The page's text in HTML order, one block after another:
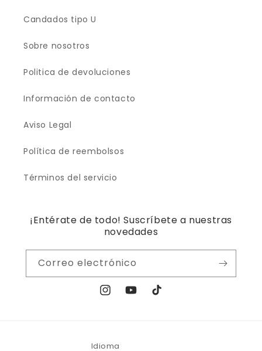
Candados tipo U
Sobre nosotros
Politica de devoluciones
Información de contacto
Aviso Legal
Política de reembolsos
Términos del servicio
¡Entérate de todo! Suscríbete a nuestras
novedades
Correo electrónico
InstagramYouTubeTikTok
Idioma